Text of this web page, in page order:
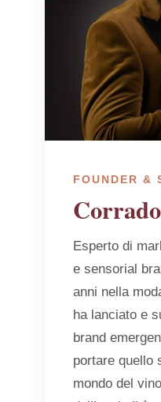
FOUNDER &
Esperto di
e sensorial
anni nella
ha lanciato e
brand
portare quello
mondo del